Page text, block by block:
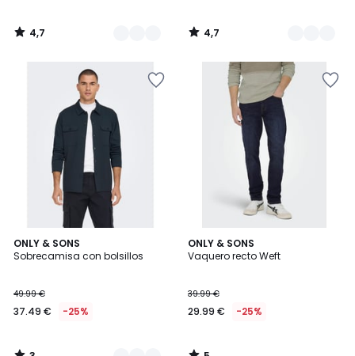
4,7
/
4,7
/
ONLY & SONS
Sobrecamisa con bolsillos
49.99 €
37.49 € -25%
3
/
2
Colores
ONLY & SONS
Vaquero recto Weft
39.99 €
29.99 € -25%
5
/